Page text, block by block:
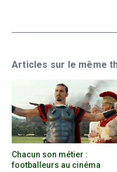
Articles sur le même
Chacun son métier :
footballeurs au cinéma